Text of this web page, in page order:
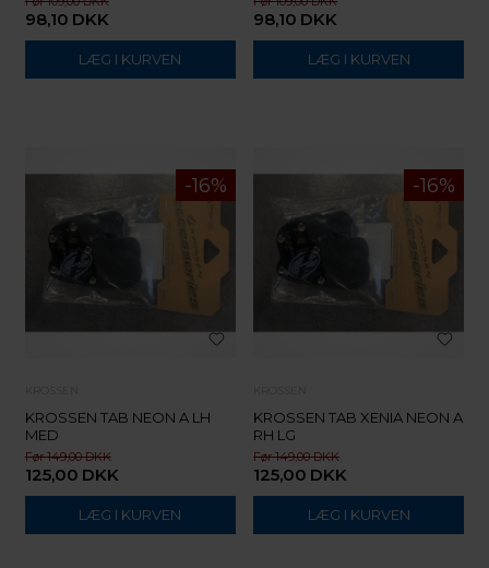
98,10 DKK 98,10 DKK
KROSSEN TAB NEON A LH
MED
149,00
125,00 DKK
KROSSEN TAB XENIA NEON A
RH LG
149,00
125,00 DKK